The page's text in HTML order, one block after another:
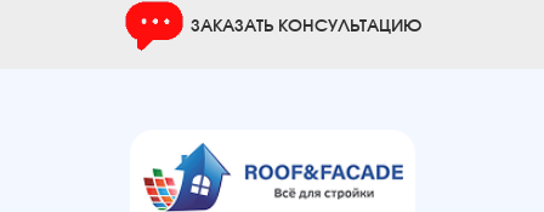
ЗАКАЗАТЬ КОНСУЛЬТАЦИЮ